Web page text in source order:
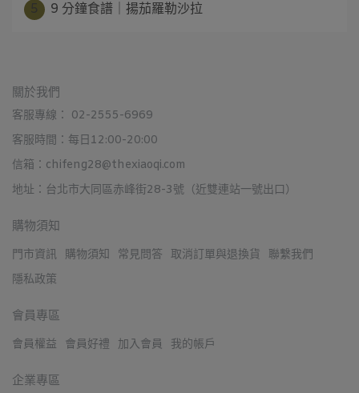
9 分鐘食譜｜揚茄羅勒沙拉
關於我們
客服專線： 02-2555-6969
客服時間：每日12:00-20:00
信箱：chifeng28@thexiaoqi.com
地址：台北市大同區赤峰街28-3號（近雙連站一號出口）
購物須知
門市資訊 購物須知 常見問答 取消訂單與退換貨
聯繫我們
隱私政策
會員專區
會員權益 會員好禮 加入會員 我的帳戶
企業專區